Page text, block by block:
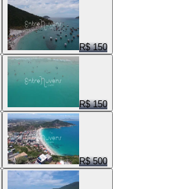
R$ 150
R$ 150
R$ 500